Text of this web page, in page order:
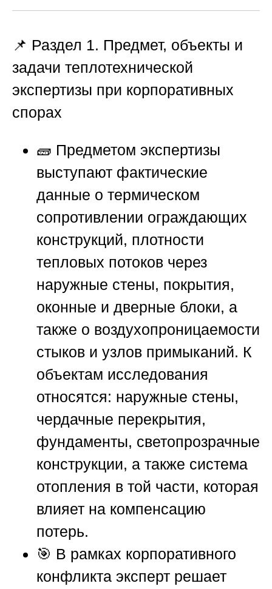
📌 Раздел 1. Предмет, объекты и
задачи теплотехнической
экспертизы при корпоративных
спорах
🧱 Предметом экспертизы
выступают фактические
данные о термическом
сопротивлении ограждающих
конструкций, плотности
тепловых потоков через
наружные стены, покрытия,
оконные и дверные блоки, а
также о воздухопроницаемости
стыков и узлов примыканий. К
объектам исследования
относятся: наружные стены,
чердачные перекрытия,
фундаменты, светопрозрачные
конструкции, а также система
отопления в той части, которая
влияет на компенсацию
потерь.
🎯 В рамках корпоративного
конфликта эксперт решает